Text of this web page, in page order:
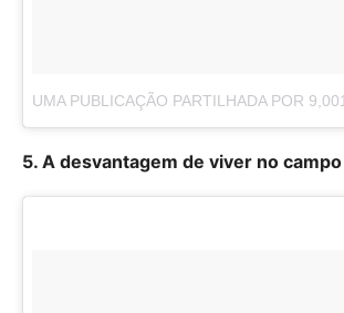
5. A desvantagem de viver no campo